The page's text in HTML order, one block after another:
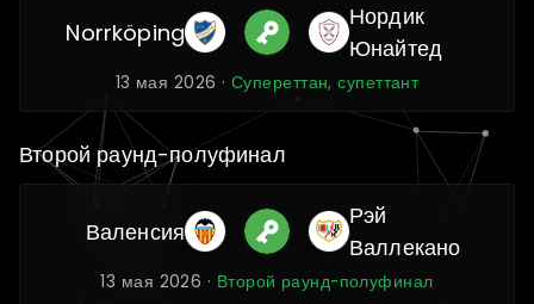
Norrköping
Нордик
Юнайтед
13 мая 2026 · Супереттан, супеттант
Второй раунд-полуфинал
Валенсия
Рэй
Валлекано
13 мая 2026 · Второй раунд-полуфинал